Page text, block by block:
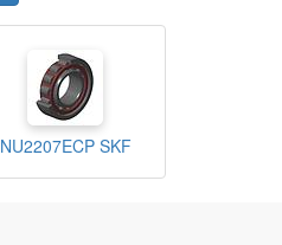
NU2207ECP SKF